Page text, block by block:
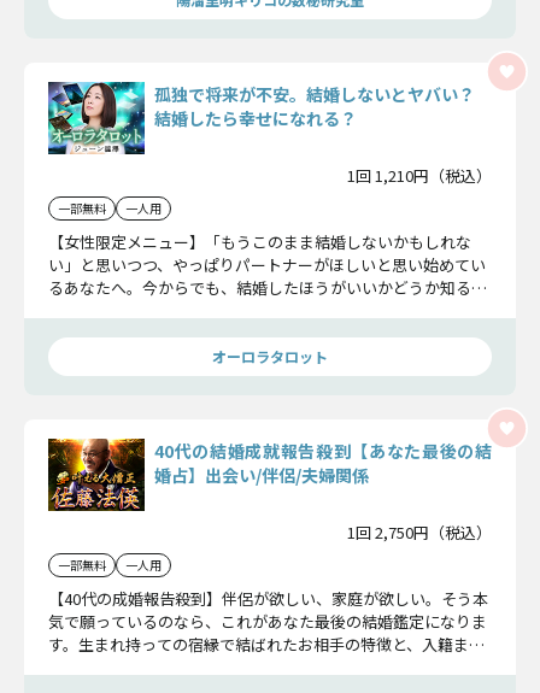
孤独で将来が不安。結婚しないとヤバい？
結婚したら幸せになれる？
1回 1,210円（税込）
一部無料 一人用
【女性限定メニュー】「もうこのまま結婚しないかもしれな
い」と思いつつ、やっぱりパートナーがほしいと思い始めてい
るあなたへ。今からでも、結婚したほうがいいかどうか知る価
か見てみましょうね。
オーロラタロット
40代の結婚成就報告殺到【あなた最後の結
婚占】出会い/伴侶/夫婦関係
1回 2,750円（税込）
一部無料 一人用
【40代の成婚報告殺到】伴侶が欲しい、家庭が欲しい。そう本
気で願っているのなら、これがあなた最後の結婚鑑定になりま
す。生まれ持っての宿縁で結ばれたお相手の特徴と、入籍まで